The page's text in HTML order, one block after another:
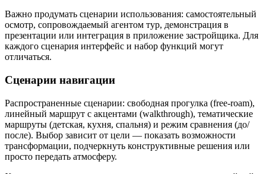
Важно продумать сценарии использования: самостоятельный
осмотр, сопровождаемый агентом тур, демонстрация в
презентации или интеграция в приложение застройщика. Для
каждого сценария интерфейс и набор функций могут
отличаться.
Сценарии навигации
Распространенные сценарии: свободная прогулка (free-roam),
линейный маршрут с акцентами (walkthrough), тематические
маршруты (детская, кухня, спальня) и режим сравнения (до/
после). Выбор зависит от цели — показать возможности
трансформации, подчеркнуть конструктивные решения или
просто передать атмосферу.